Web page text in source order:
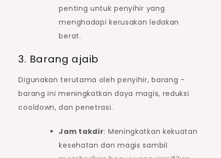
penting untuk penyihir yang
menghadapi kerusakan ledakan
berat.
3. Barang ajaib
Digunakan terutama oleh penyihir, barang -
barang ini meningkatkan daya magis, reduksi
cooldown, dan penetrasi.
Jam takdir: Meningkatkan kekuatan
kesehatan dan magis sambil